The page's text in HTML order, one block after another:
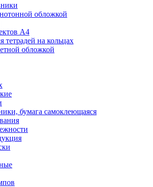
обложкой
А4
на кольцах
обложкой
бумага самоклеющаяся